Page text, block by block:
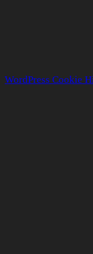
WordPress Cookie